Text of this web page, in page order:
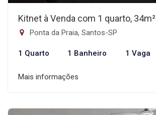
Kitnet à Venda com 1 quarto, 34m²
Ponta da Praia, Santos-SP
1 Quarto 1 Banheiro 1 Vaga
Mais informações